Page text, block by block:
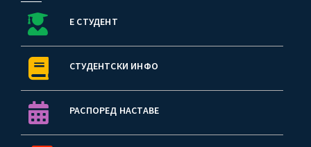
Е СТУДЕНТ
СТУДЕНТСКИ ИНФО
РАСПОРЕД НАСТАВЕ